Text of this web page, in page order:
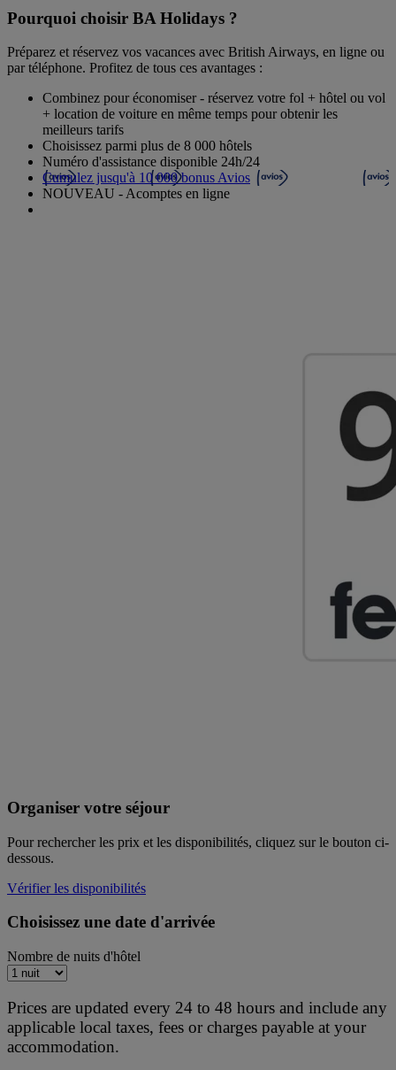
Pourquoi choisir BA Holidays ?
Préparez et réservez vos vacances avec British Airways, en ligne ou
par téléphone. Profitez de tous ces avantages :
Combinez pour économiser - réservez votre fol + hôtel ou vol
+ location de voiture en même temps pour obtenir les
meilleurs tarifs
Choisissez parmi plus de 8 000 hôtels
Numéro d'assistance disponible 24h/24
Cumulez jusqu'à 10 000 bonus Avios
NOUVEAU - Acomptes en ligne
Organiser votre séjour
Pour rechercher les prix et les disponibilités, cliquez sur le bouton ci-
dessous.
Vérifier les disponibilités
Choisissez une date d'arrivée
Nombre de nuits d'hôtel
Prices are updated every 24 to 48 hours and include any
applicable local taxes, fees or charges payable at your
accommodation.